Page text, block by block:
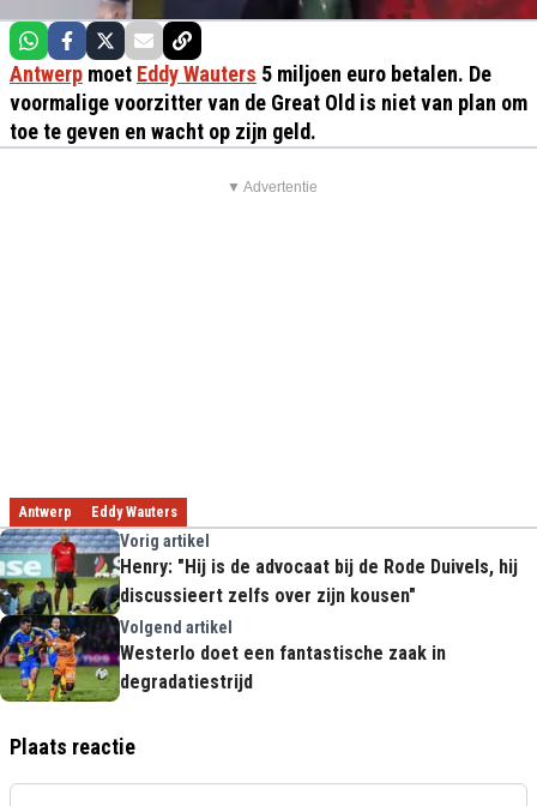
Antwerp moet Eddy Wauters 5 miljoen euro betalen. De
voormalige voorzitter van de Great Old is niet van plan om
toe te geven en wacht op zijn geld.
▼ Advertentie
Antwerp Eddy Wauters
Vorig artikel
Henry: "Hij is de advocaat bij de Rode Duivels, hij
discussieert zelfs over zijn kousen"
Volgend artikel
Westerlo doet een fantastische zaak in
degradatiestrijd
Plaats reactie